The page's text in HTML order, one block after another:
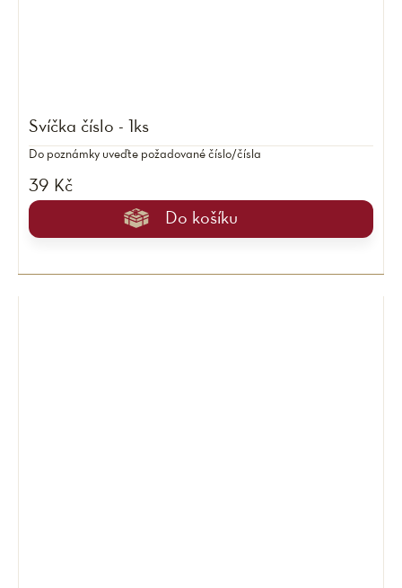
Svíčka číslo - 1ks
39 Kč
Do košíku
Do poznámky uveďte požadované číslo/čísla